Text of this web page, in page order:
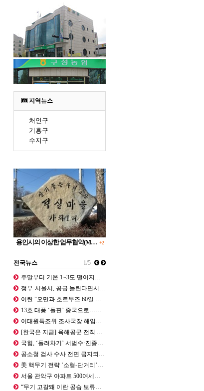
지역뉴스
처인구
기흥구
수지구
용인시의 이상한 업무협약(M… +2
1/5
전국뉴스
주말부터 기온 1~3도 떨어지지만 ‘…
정부·서울시, 공급 늘린다면서…용산 …
이란 "오만과 호르무즈 60일 간 무…
13호 태풍 ‘돌핀’ 중국으로…한반도…
이태원특조위 조사국장 해임…직원 부당…
[한국은 지금] 육해공군 전직 참모총…
국힘, ‘돌려차기’ 서범수·진종오에 …
공소청 검사 수사 전면 금지되는데… …
美 핵무기 전략 ‘소형-단거리’로 전…
서울 관악구 아파트 500여세대 정전…
“무기 고갈돼 이란 공습 보류…트럼프…